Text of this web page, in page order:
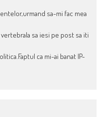
sa-mi fac mea
sa iesi pe post sa iti
ca mi-ai banat IP-